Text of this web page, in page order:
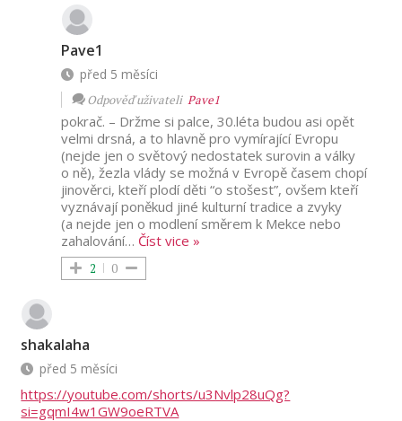
Pave1
před 5 měsíci
Odpověď uživateli Pave1
pokrač. – Držme si palce, 30.léta budou asi opět
velmi drsná, a to hlavně pro vymírající Evropu
(nejde jen o světový nedostatek surovin a války
o ně), žezla vlády se možná v Evropě časem chopí
jinověrci, kteří plodí děti “o stošest”, ovšem kteří
vyznávají poněkud jiné kulturní tradice a zvyky
(a nejde jen o modlení směrem k Mekce nebo
zahalování… Číst vice »
2 0
shakalaha
před 5 měsíci
https://youtube.com/shorts/u3Nvlp28uQg?
si=gqmI4w1GW9oeRTVA